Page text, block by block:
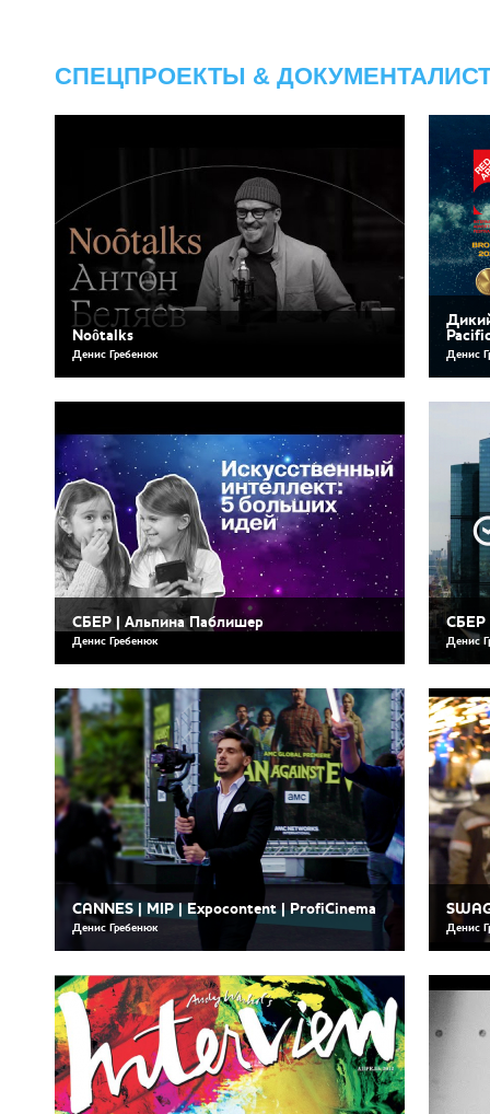
СПЕЦПРОЕКТЫ &
Noôtalks
Денис Гребенюк Денис
СБЕР | Альпина Паблишер
Денис Гребенюк Денис
CANNES | MIP | Expocontent | ProfiCinema
Денис Гребенюк Денис